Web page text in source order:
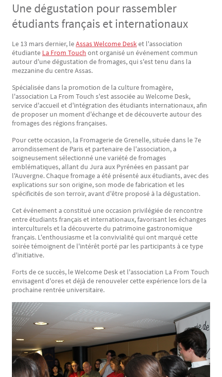
Une dégustation pour rassembler
étudiants français et internationaux
Texte
Le 13 mars dernier, leAssas Welcome Desket l'association
étudiante La From Touch ont organisé un événement commun
autour d'une dégustation de fromages, qui s'est tenu dans la
mezzanine du centre Assas.
Spécialisée dans la promotion de la culture fromagère,
l'association La From Touch s'est associée au Welcome Desk,
service d'accueil et d'intégration des étudiants internationaux, afin
de proposer un moment d'échange et de découverte autour des
fromages des régions françaises.
Pour cette occasion, la Fromagerie de Grenelle, située dans le 7e
arrondissement de Paris et partenaire de l'association, a
soigneusement sélectionné une variété de fromages
emblématiques, allant du Jura aux Pyrénées en passant par
l'Auvergne. Chaque fromage a été présenté aux étudiants, avec des
explications sur son origine, son mode de fabrication et les
spécificités de son terroir, avant d'être proposé à la dégustation.
Cet événement a constitué une occasion privilégiée de rencontre
entre étudiants français et internationaux, favorisant les échanges
interculturels et la découverte du patrimoine gastronomique
français. L'enthousiasme et la convivialité qui ont marqué cette
soirée témoignent de l'intérêt porté par les participants à ce type
d'initiative.
Forts de ce succès, le Welcome Desk et l'association La From Touch
envisagent d'ores et déjà de renouveler cette expérience lors de la
prochaine rentrée universitaire.